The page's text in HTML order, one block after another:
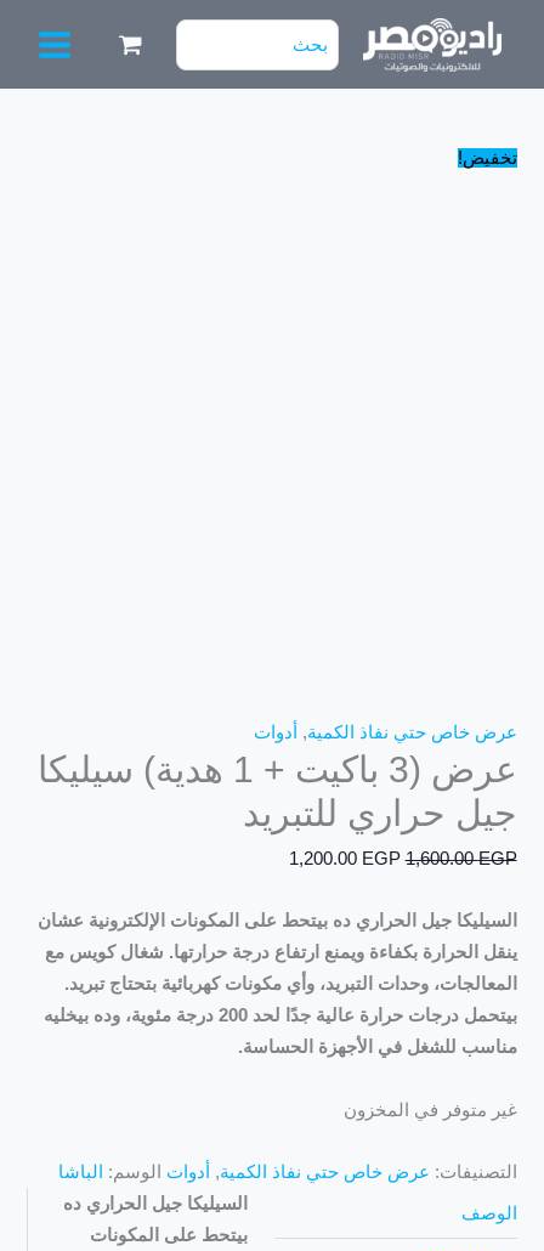
البحث
عن:
تخفيض!
عرض خاص حتي نفاذ الكمية, أدوات
عرض (3 باكيت + 1 هدية) سيليكا
جيل حراري للتبريد
1,600.00EGP
1,200.00 EGP
السيليكا جيل الحراري ده بيتحط على المكونات الإلكترونية عشان
ينقل الحرارة بكفاءة ويمنع ارتفاع درجة حرارتها. شغال كويس مع
المعالجات، وحدات التبريد، وأي مكونات كهربائية بتحتاج تبريد.
بيتحمل درجات حرارة عالية جدًا لحد 200 درجة مئوية، وده بيخليه
مناسب للشغل في الأجهزة الحساسة.
غير متوفر في المخزون
التصنيفات: عرض خاص حتي نفاذ الكمية, أدوات الوسم: الباشا
الوصف
السيليكا جيل الحراري ده
بيتحط على المكونات